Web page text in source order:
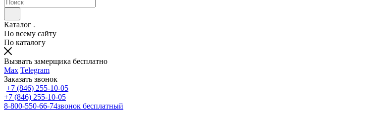
Каталог
По всему сайту
По каталогу
Вызвать замерщика бесплатно
Max Telegram
Заказать звонок
+7 (846) 255-10-05
+7 (846) 255-10-05
8-800-550-66-74звонок бесплатный